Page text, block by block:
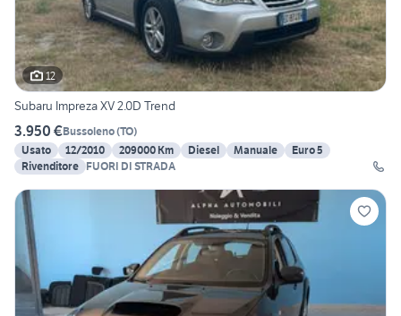
12
Subaru Impreza XV 2.0D Trend
3.950 €Bussoleno(TO)
Usato
12/2010 209000 Km Diesel Manuale
Euro 5
Rivenditore FUORI DI STRADA